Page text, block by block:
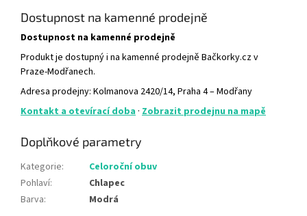
Dostupnost na kamenné prodejně
Dostupnost na kamenné prodejně
Produkt je dostupný i na kamenné prodejně Bačkorky.cz v
Praze-Modřanech.
Adresa prodejny: Kolmanova 2420/14, Praha 4 – Modřany
Kontakt a otevírací doba · Zobrazit prodejnu na mapě
Doplňkové parametry
Kategorie:
Celoroční obuv
Pohlaví:
Chlapec
Barva: Modrá